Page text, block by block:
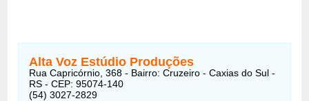
Alta Voz Estúdio Produções
Rua Capricórnio, 368 - Bairro: Cruzeiro - Caxias do Sul -
RS - CEP: 95074-140
(54) 3027-2829